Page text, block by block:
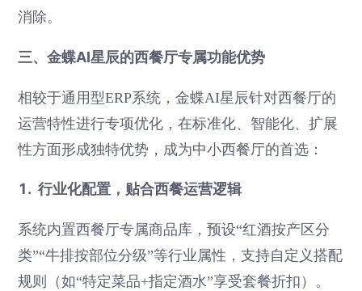
消除。
三、金蝶AI星辰的西餐厅专属功能优势
相较于通用型ERP系统，金蝶AI星辰针对西餐厅的
运营特性进行专项优化，在标准化、智能化、扩展
性方面形成独特优势，成为中小西餐厅的首选：
1. 行业化配置，贴合西餐运营逻辑
系统内置西餐厅专属商品库，预设“红酒按产区分
类”“牛排按部位分级”等行业属性，支持自定义搭配
规则（如“特定菜品+指定酒水”享受套餐折扣）。